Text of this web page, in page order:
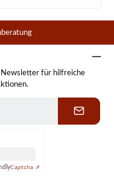
Newsletter für hilfreiche
Captcha ⇗